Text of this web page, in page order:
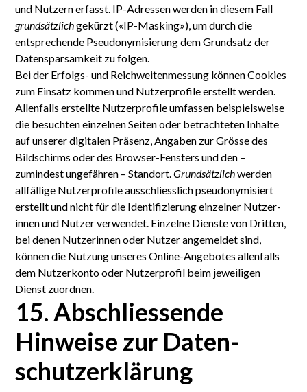
und Nutzern erfasst. IP-Adressen werden in diesem Fall
grundsätzlichgekürzt («IP-Masking»), um durch die
entsprechende Pseudo­nymisierung dem Grund­satz der
Daten­sparsamkeit zu folgen.
Bei der Erfolgs- und Reich­weiten­messung können Cookies
zum Einsatz kommen und Nutzer­profile erstellt werden.
Allenfalls erstellte Nutzer­profile umfassen beispiels­weise
die besuchten einzelnen Seiten oder betrach­teten Inhalte
auf unserer digitalen Präsenz, Angaben zur Grösse des
Bild­schirms oder des Browser-Fensters und den –
zumindest ungefähren – Standort.Grundsätzlichwerden
allfällige Nutzer­profile ausschliesslich pseudo­nymisiert
erstellt und nicht für die Identi­fizierung einzelner Nutzer­
innen und Nutzer verwendet. Einzelne Dienste von Dritten,
bei denen Nutzer­innen oder Nutzer angemeldet sind,
können die Nutzung unseres Online-Angebotes allenfalls
dem Nutzer­konto oder Nutzer­profil beim jeweiligen
Dienst zuordnen.
15. Abschliessende
Hinweise zur Daten­
schutz­erklärung